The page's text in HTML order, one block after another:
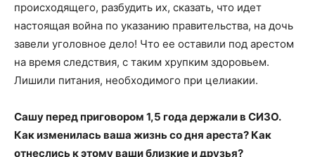
происходящего, разбудить их, сказать, что идет
настоящая война по указанию правительства, на дочь
завели уголовное дело! Что ее оставили под арестом
на время следствия, с таким хрупким здоровьем.
Лишили питания, необходимого при целиакии.
Сашу перед приговором 1,5 года держали в СИЗО.
Как изменилась ваша жизнь со дня ареста? Как
отнеслись к этому ваши близкие и друзья?